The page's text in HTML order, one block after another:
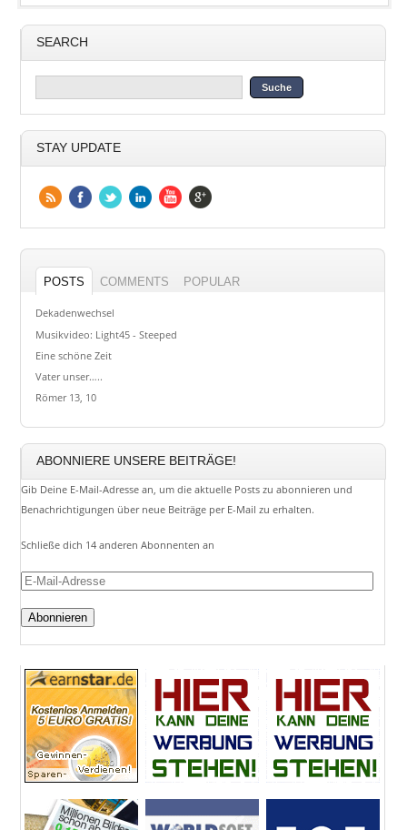
SEARCH
STAY UPDATE
POSTS COMMENTS POPULAR
Dekadenwechsel
Musikvideo: Light45 - Steeped
Eine schöne Zeit
Vater unser…..
Römer 13, 10
ABONNIERE UNSERE BEITRÄGE!
Gib Deine E-Mail-Adresse an, um die aktuelle Posts zu abonnieren und
Benachrichtigungen über neue Beiträge per E-Mail zu erhalten.
Schließe dich 14 anderen Abonnenten an
E-
Adresse